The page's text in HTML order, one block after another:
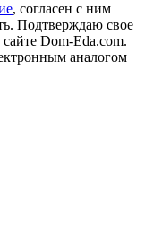
, согласен с ним
Подтверждаю свое
Dom-Eda.com.
аналогом